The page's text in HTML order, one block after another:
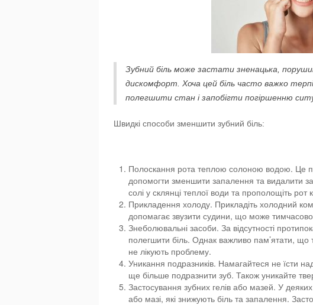
Зубний біль може застати зненацька,
дискомфорт. Хоча цей біль часто важко
полегшити стан і запобігти погіршенню
Швидкі способи зменшити зубний біль:
Полоскання рота теплою солоною водою. Це
допомогти зменшити запалення та видалити
солі у склянці теплої води та прополощіть рот
Прикладення холоду. Прикладіть холодний
допомагає звузити судини, що може
Знеболювальні засоби. За відсутності
полегшити біль. Однак важливо пам’ятати,
не лікують проблему.
Уникання подразників. Намагайтеся не їсти
ще більше подразнити зуб. Також уникайте
Застосування зубних гелів або мазей. У
або мазі, які знижують біль та запалення.